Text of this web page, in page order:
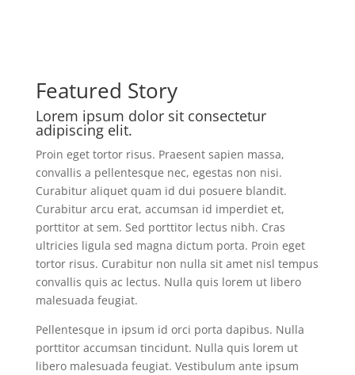
Featured Story
Lorem ipsum dolor sit consectetur
adipiscing elit.
Proin eget tortor risus. Praesent sapien massa,
convallis a pellentesque nec, egestas non nisi.
Curabitur aliquet quam id dui posuere blandit.
Curabitur arcu erat, accumsan id imperdiet et,
porttitor at sem. Sed porttitor lectus nibh. Cras
ultricies ligula sed magna dictum porta. Proin eget
tortor risus. Curabitur non nulla sit amet nisl tempus
convallis quis ac lectus. Nulla quis lorem ut libero
malesuada feugiat.
Pellentesque in ipsum id orci porta dapibus. Nulla
porttitor accumsan tincidunt. Nulla quis lorem ut
libero malesuada feugiat. Vestibulum ante ipsum